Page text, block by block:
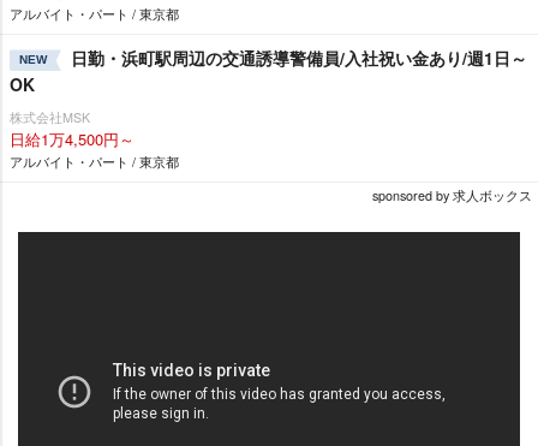
アルバイト・パート / 東京都
NEW
日勤・浜町駅周辺の交通誘導警備員/入社祝い金あり/週1日～
OK
株式会社MSK
日給1万4,500円～
アルバイト・パート / 東京都
sponsored by 求人ボックス